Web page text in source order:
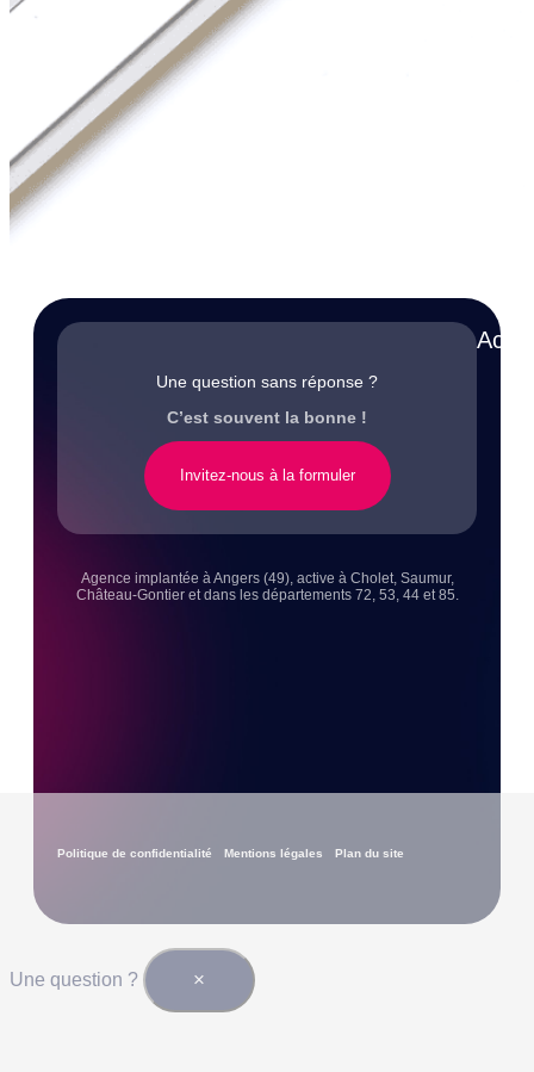
Une question sans réponse ?
C’est souvent la bonne !
Invitez-nous à la formuler
Agence implantée à Angers (49), active à Cholet, Saumur,
Château-Gontier et dans les départements 72, 53, 44 et 85.
Politique de confidentialité Mentions légales Plan du site
Une question ? ×